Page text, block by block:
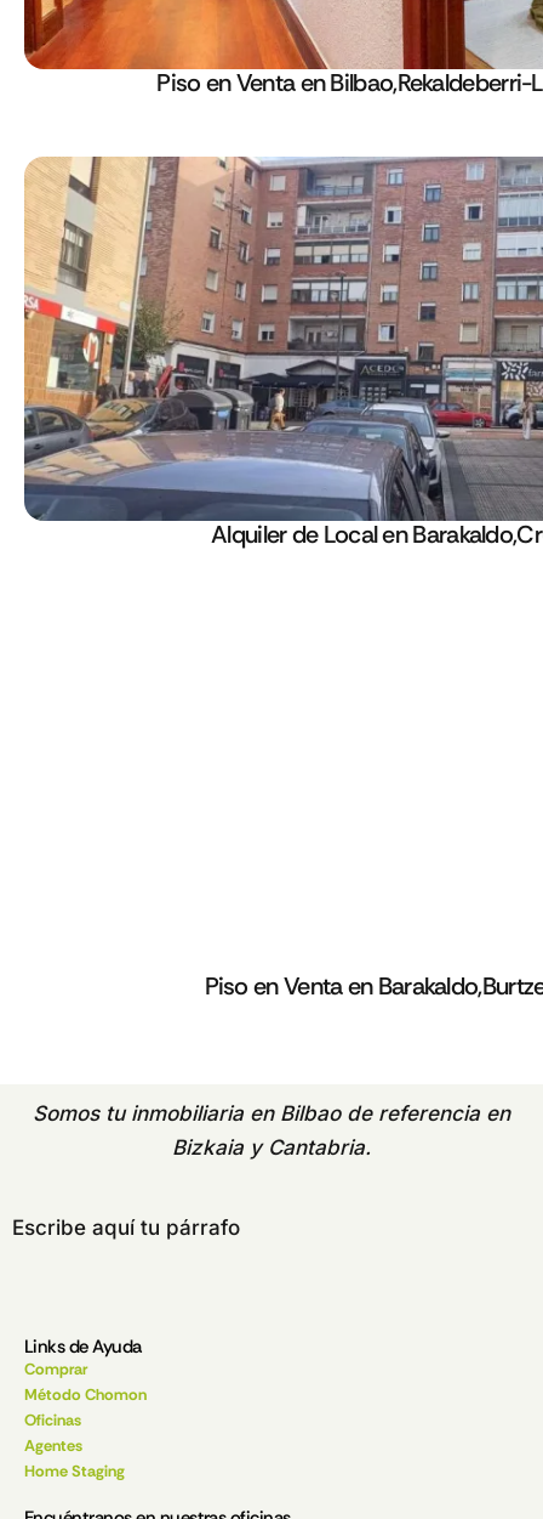
Piso en Venta en Bilbao,Rekaldeberri-
Alquiler de Local en
Piso en Venta en
Somos tu inmobiliaria en Bilbaode referencia en
Bizkaia y Cantabria.
Escribe aquí tu párrafo
Links de Ayuda
Comprar
Método Chomon
Oficinas
Agentes
Home Staging